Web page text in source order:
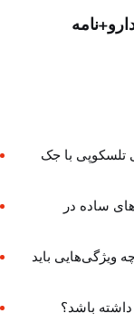
با جک
ساده در
ویژگی‌هایی باید
باشد؟